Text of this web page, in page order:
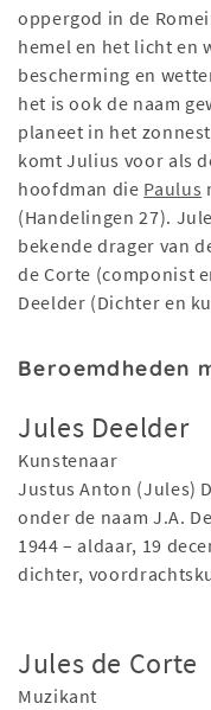
oppergod in de
hemel en het licht en
bescherming en
het is ook de naam
planeet in het
komt Julius voor als
hoofdman die Paulus
(Handelingen 27).
bekende drager van
de Corte (componist
Deelder (Dichter en
Beroemdheden
Jules Deelder
Kunstenaar
Justus Anton (Jules)
onder de naam J.A.
1944 – aldaar, 19
dichter,
Jules de Corte
Muzikant